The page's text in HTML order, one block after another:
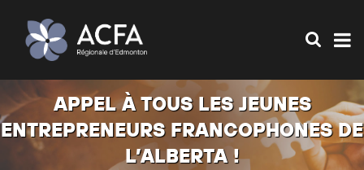
APPEL À TOUS LES JEUNES
ENTREPRENEURS FRANCOPHONES DE
L’ALBERTA !